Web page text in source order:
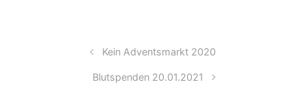
Kein Adventsmarkt 2020
Blutspenden 20.01.2021